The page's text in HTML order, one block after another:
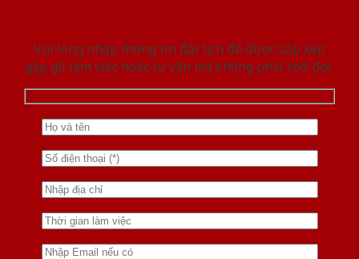
Vui lòng nhập thông tin đặt lịch để được sắp xếp
gặp gỡ làm việc hoăc tư vấn mà không phải chờ đợi.